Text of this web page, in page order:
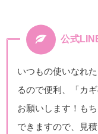
公式
いつもの使いなれ
るので便利、「カ
お願いします！も
できますので、見